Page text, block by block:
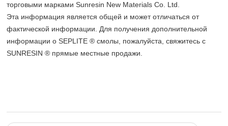
торговыми марками Sunresin New Materials Co. Ltd.
Эта информация является общей и может отличаться от
фактической информации. Для получения дополнительной
информации о SEPLITE ® смолы, пожалуйста, свяжитесь с
SUNRESIN ® прямые местные продажи.